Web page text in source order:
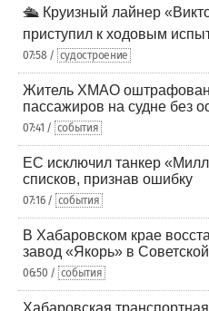
🛳️ Круизный лайнер
приступил к ходовым
07:58 / судостроение
Житель ХМАО оштрафован
пассажиров на судне без
07:41 / события
ЕС исключил танкер
списков, признав ошибку
07:16 / события
В Хабаровском крае
завод «Якорь» в
06:50 / события
Хабаровская